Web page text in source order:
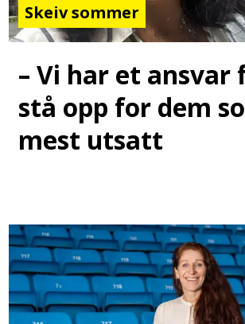
Skeiv sommer
– Vi har et ansvar
stå opp for dem
mest utsatt